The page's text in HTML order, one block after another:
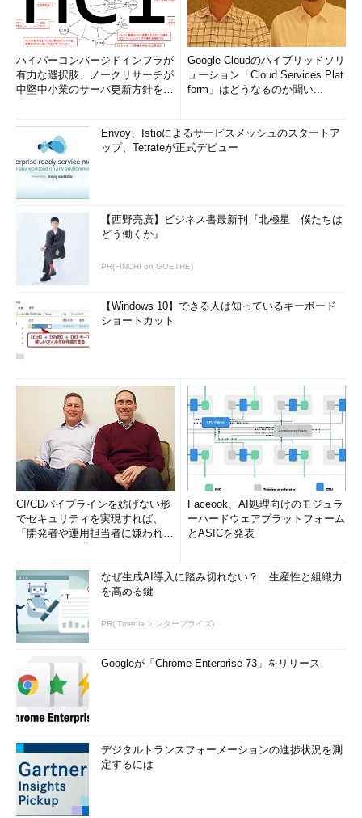
AIはテストをどう変えるのか
2つ目の論点「AIベースのツールは開発チームのテストをどう
変えるのか」については、「2022年までに、アプリ開発プロジ
対応テストセット最適化ツールを使用するようになる」との予測
を挙げて説明した。
AI対応テストセット最適化ツールというのは、例えば、AIを活
ョン）／CD（継続的デプロイ）の中でテストを自動的に実行す
るケースが増えているが、自動化することで結果の判断ができな
いことがある。
要かどうかをテストツールが判断することはできません。結果が
正しいのか、まずかったのかが曖昧になるのです。そこで機械学
習を活用して、テスト結果を学習して何がまずかったのかを判断
するツールが登場しています」
例えば、「Functionize」は、回帰テストを自動的に行うツー
ルで、テストケースを学習してメンテナンスを不要にすることが
できる。これにより、アジャイル開発を加速させるという。
また「 Applitools」は、テストのスクリーンショットを取得し
て、PCやモバイルデバイスでの表示の違いや、テスト前との違
いを見つけ出すビジュアルテストやモニタリングをAIで行うツー
ルだ。ルールを用いたさまざまなテストケースの自動化も可能
だ。
ハイパーコンバージドインフラが
有力な選択肢、ノークリサーチが
中堅中小業のサーバ更新方針を調
Google Cloudのハイブリッドソリ
ューション「Cloud Services Plat
form」はどうなるのか聞い...
Envoy、Istioによるサービスメッシュのスタートア
ップ、Tetrateが正式デビュー
【西野亮廣】ビジネス書最新刊『北極星 僕たちは
どう働くか』
PR(FINCHI on GOETHE)
【Windows 10】できる人は知っているキーボード
ショートカット
CI/CDパイプラインを妨げない形
でセキュリティを実現すれば、
「開発者や運用担当者に嫌われな
Faceook、AI処理向けのモジュラ
ーハードウェアプラットフォーム
とASICを発表
なぜ生成AI導入に踏み切れない？ 生産性と組織力
を高める鍵
PR(ITmedia エンタープライズ)
Googleが「Chrome Enterprise 73」をリリース
デジタルトランスフォーメーションの進捗状況を測
定するには